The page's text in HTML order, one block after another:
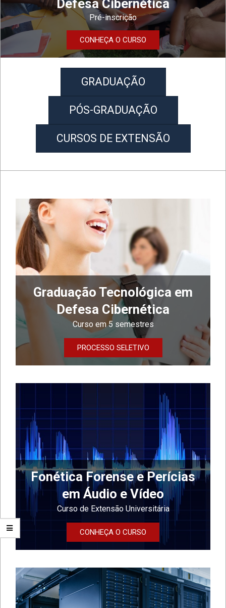
Defesa Cibernética
Pré-inscrição
CONHEÇA O CURSO
GRADUAÇÃO
PÓS-GRADUAÇÃO
CURSOS DE EXTENSÃO
Graduação Tecnológica em
Defesa Cibernética
Curso em 5 semestres
PROCESSO SELETIVO
Fonética Forense e Perícias
em Áudio e Vídeo
Curso de Extensão Universitária
CONHEÇA O CURSO